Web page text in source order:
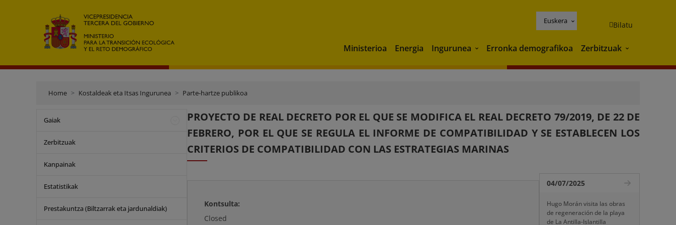
Euskera Bilatu
Ministerioa Energia Ingurunea Ingurunea
Erronka demografikoa Zerbitzuak Zerbitzuak
Home Kostaldeak eta Itsas Ingurunea Parte-hartze publikoa
Gaiak
Zerbitzuak
Kanpainak
Estatistikak
Prestakuntza (Biltzarrak eta jardunaldiak)
PROYECTO DE REAL DECRETO POR EL QUE SE MODIFICA EL REAL DECRETO 79/2019, DE 22 DE
FEBRERO, POR EL QUE SE REGULA EL INFORME DE COMPATIBILIDAD Y SE ESTABLECEN LOS
CRITERIOS DE COMPATIBILIDAD CON LAS ESTRATEGIAS MARINAS
Kontsulta:
Closed
04/07/2025
Hugo Morán visita las obras
de regeneración de la playa
de La Antilla-Islantilla